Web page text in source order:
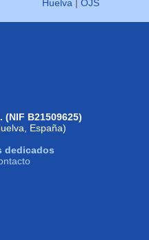
Huelva |OJS
(NIF B21509625)
España)
dedicados